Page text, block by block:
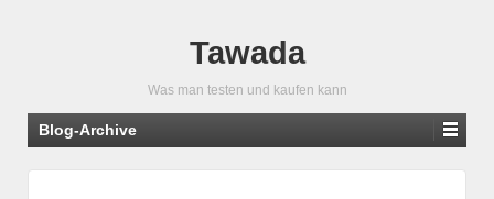
Tawada
Was man testen und kaufen kann
Blog-Archive